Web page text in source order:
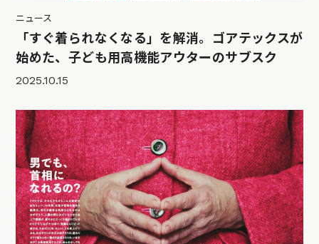
ニュース
「すぐ着られなくなる」を解消。ゴアテックスが
始めた、子ども用高機能アウターのサブスク
2025.10.15